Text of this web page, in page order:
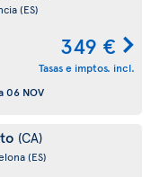
(ES)
349 €
Tasas e imptos. incl.
06 NOV
(CA)
(ES)